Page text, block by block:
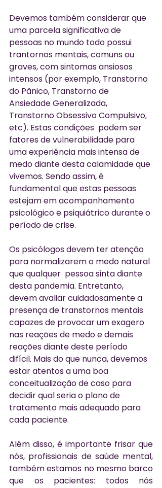
Devemos também considerar que
uma parcela significativa de
pessoas no mundo todo possui
trantornos mentais, comuns ou
graves, com sintomas ansiosos
intensos (por exemplo, Transtorno
do Pânico, Transtorno de
Ansiedade Generalizada,
Transtorno Obsessivo Compulsivo,
etc). Estas condições  podem ser
fatores de vulnerabilidade para
uma experiência mais intensa de
medo diante desta calamidade que
vivemos. Sendo assim, é
fundamental que estas pessoas
estejam em acompanhamento
psicológico e psiquiátrico durante o
período de crise.
Os psicólogos devem ter atenção
para normalizarem o medo natural
que qualquer  pessoa sinta diante
desta pandemia. Entretanto,
devem avaliar cuidadosamente a
presença de transtornos mentais
capazes de provocar um exagero
nas reações de medo e demais
reações diante deste período
difícil. Mais do que nunca, devemos
estar atentos a uma boa
conceitualização de caso para
decidir qual seria o plano de
tratamento mais adequado para
cada paciente.
Além disso, é importante frisar que
nós, profissionais de saúde mental,
também estamos no mesmo barco
que os pacientes: todos nós